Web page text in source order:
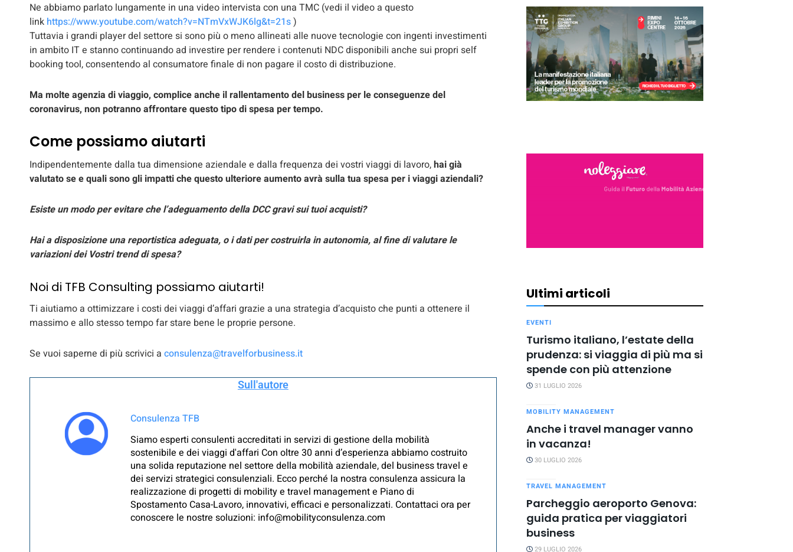
Ne abbiamo parlato lungamente in una video intervista con una TMC (vedi il video a questo
link https://www.youtube.com/watch?v=NTmVxWJK6lg&t=21s)
Tuttavia i grandi player del settore si sono più o meno allineati alle nuove tecnologie con ingenti investimenti
in ambito IT e stanno continuando ad investire per rendere i contenuti NDC disponibili anche sui propri self
booking tool, consentendo al consumatore finale di non pagare il costo di distribuzione.
Ma molte agenzia di viaggio, complice anche il rallentamento del business per le conseguenze del
coronavirus, non potranno affrontare questo tipo di spesa per tempo.
Come possiamo aiutarti
Indipendentemente dalla tua dimensione aziendale e dalla frequenza dei vostri viaggi di lavoro,hai già
valutato se e quali sono gli impatti che questo ulteriore aumento avrà sulla tua spesa per i viaggi aziendali?
Esiste un modo per evitare che l’adeguamento della DCC gravi sui tuoi acquisti?
Hai a disposizione una reportistica adeguata, o i dati per costruirla in autonomia, al fine di valutare le
variazioni dei Vostri trend di spesa?
Noi di TFB Consulting possiamo aiutarti!
Ti aiutiamo a ottimizzare i costi dei viaggi d’affari grazie a una strategia d’acquisto che punti a ottenere il
massimo e allo stesso tempo far stare bene le proprie persone.
Se vuoi saperne di più scrivici a consulenza@travelforbusiness.it
Sull'autore
Consulenza TFB
Siamo esperti consulenti accreditati in servizi di gestione della mobilità
sostenibile e dei viaggi d'affari Con oltre 30 anni d’esperienza abbiamo costruito
una solida reputazione nel settore della mobilità aziendale, del business travel e
dei servizi strategici consulenziali. Ecco perché la nostra consulenza assicura la
realizzazione di progetti di mobility e travel management e Piano di
Spostamento Casa-Lavoro, innovativi, efficaci e personalizzati. Contattaci ora per
conoscere le nostre soluzioni: info@mobilityconsulenza.com
Ultimi articoli
EVENTI
Turismo italiano, l’estate della
prudenza: si viaggia di più ma si
spende con più attenzione
31 LUGLIO 2026
MOBILITY MANAGEMENT
Anche i travel manager vanno
in vacanza!
30 LUGLIO 2026
TRAVEL MANAGEMENT
Parcheggio aeroporto Genova:
guida pratica per viaggiatori
business
29 LUGLIO 2026